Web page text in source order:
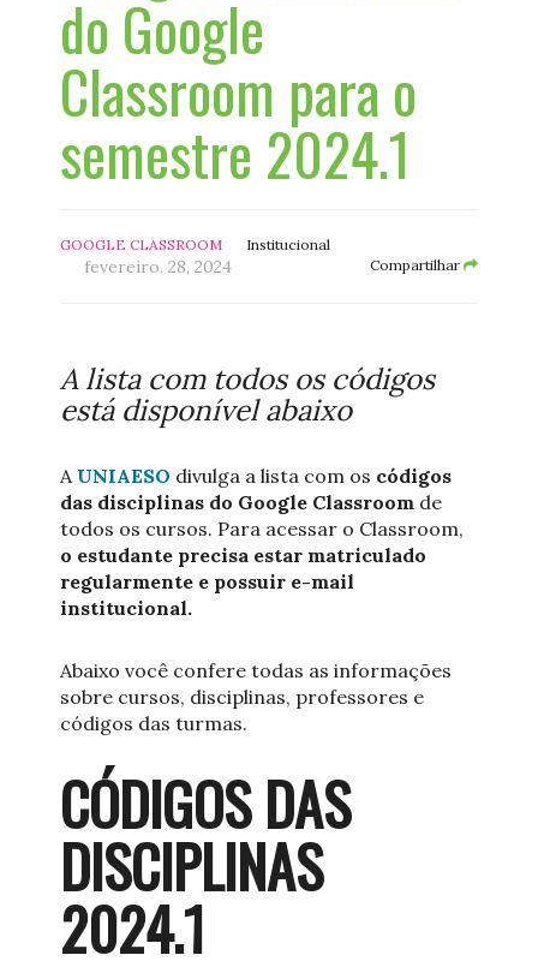
do Google
Classroom para o
semestre 2024.1
GOOGLE CLASSROOM Institucional
fevereiro. 28, 2024 Compartilhar
A lista com todos os códigos
está disponível abaixo
A UNIAESO divulga a lista com os códigos
das disciplinas do Google Classroom de
todos os cursos. Para acessar o Classroom,
o estudante precisa estar matriculado
regularmente e possuir e-mail
institucional.
Abaixo você confere todas as informações
sobre cursos, disciplinas, professores e
códigos das turmas.
CÓDIGOS DAS
DISCIPLINAS
2024.1